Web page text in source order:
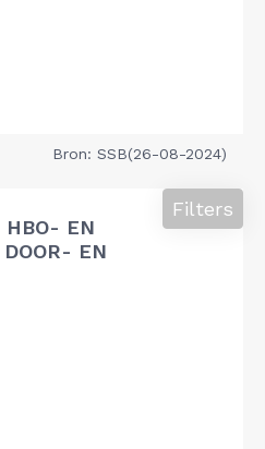
Bron: SSB(26-08-2024)
HBO- EN
EN
Filters